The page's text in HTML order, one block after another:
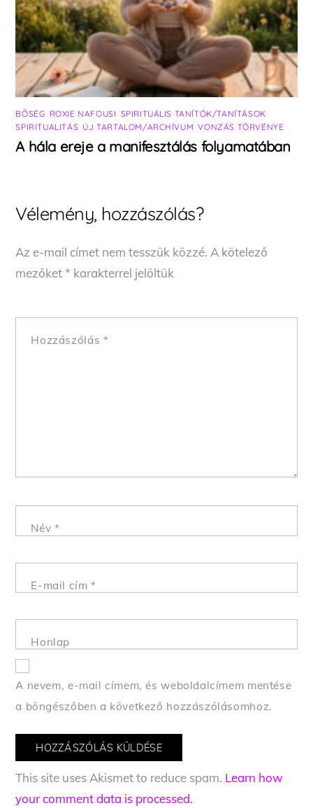
BŐSÉG ROXIE NAFOUSI SPIRITUÁLIS TANÍTÓK/TANÍTÁSOK
SPIRITUALITÁS ÚJ TARTALOM/ARCHÍVUM ,VONZÁS TÖRVÉNYE
A hála ereje a manifesztálás folyamatában
Vélemény, hozzászólás?
Az e-mail címet nem tesszük közzé. A kötelező
mezőket* karakterrel jelöltük
Hozzászólás *
Név *
E-mail cím*
Honlap
A nevem, e-mail címem, és weboldalcímem mentése
a böngészőben a következő hozzászólásomhoz.
This site uses Akismet to reduce spam. Learn how
your comment data is processed.